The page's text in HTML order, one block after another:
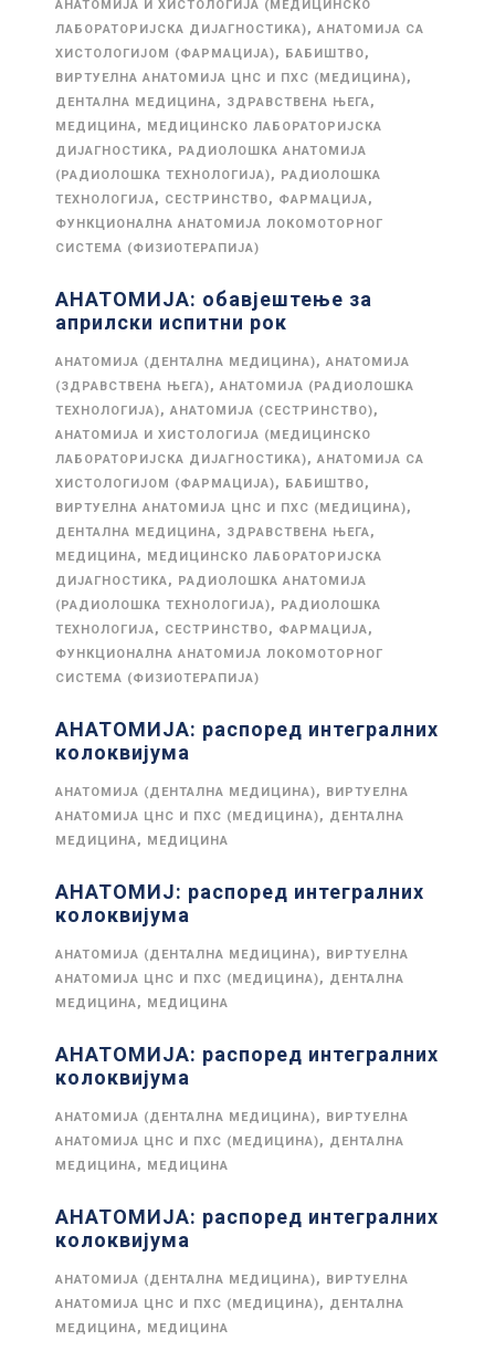
АНАТОМИЈА И ХИСТОЛОГИЈА (МЕДИЦИНСКО
ЛАБОРАТОРИЈСКА ДИЈАГНОСТИКА), АНАТОМИЈА СА
ХИСТОЛОГИЈОМ (ФАРМАЦИЈА), БАБИШТВО,
ВИРТУЕЛНА АНАТОМИЈА ЦНС И ПХС (МЕДИЦИНА),
ДЕНТАЛНА МЕДИЦИНА, ЗДРАВСТВЕНА ЊЕГА,
МЕДИЦИНА, МЕДИЦИНСКО ЛАБОРАТОРИЈСКА
ДИЈАГНОСТИКА, РАДИОЛОШКА АНАТОМИЈА
(РАДИОЛОШКА ТЕХНОЛОГИЈА), РАДИОЛОШКА
ТЕХНОЛОГИЈА, СЕСТРИНСТВО, ФАРМАЦИЈА,
ФУНКЦИОНАЛНА АНАТОМИЈА ЛОКОМОТОРНОГ
СИСТЕМА (ФИЗИОТЕРАПИЈА)
АНАТОМИЈА: обавјештење за
априлски испитни рок
АНАТОМИЈА (ДЕНТАЛНА МЕДИЦИНА), АНАТОМИЈА
(ЗДРАВСТВЕНА ЊЕГА), АНАТОМИЈА (РАДИОЛОШКА
ТЕХНОЛОГИЈА), АНАТОМИЈА (СЕСТРИНСТВО),
АНАТОМИЈА И ХИСТОЛОГИЈА (МЕДИЦИНСКО
ЛАБОРАТОРИЈСКА ДИЈАГНОСТИКА), АНАТОМИЈА СА
ХИСТОЛОГИЈОМ (ФАРМАЦИЈА), БАБИШТВО,
ВИРТУЕЛНА АНАТОМИЈА ЦНС И ПХС (МЕДИЦИНА),
ДЕНТАЛНА МЕДИЦИНА, ЗДРАВСТВЕНА ЊЕГА,
МЕДИЦИНА, МЕДИЦИНСКО ЛАБОРАТОРИЈСКА
ДИЈАГНОСТИКА, РАДИОЛОШКА АНАТОМИЈА
(РАДИОЛОШКА ТЕХНОЛОГИЈА), РАДИОЛОШКА
ТЕХНОЛОГИЈА, СЕСТРИНСТВО, ФАРМАЦИЈА,
ФУНКЦИОНАЛНА АНАТОМИЈА ЛОКОМОТОРНОГ
СИСТЕМА (ФИЗИОТЕРАПИЈА)
АНАТОМИЈА: распоред интегралних
колоквијума
АНАТОМИЈА (ДЕНТАЛНА МЕДИЦИНА), ВИРТУЕЛНА
АНАТОМИЈА ЦНС И ПХС (МЕДИЦИНА), ДЕНТАЛНА
МЕДИЦИНА, МЕДИЦИНА
АНАТОМИЈ: распоред интегралних
колоквијума
АНАТОМИЈА (ДЕНТАЛНА МЕДИЦИНА), ВИРТУЕЛНА
АНАТОМИЈА ЦНС И ПХС (МЕДИЦИНА), ДЕНТАЛНА
МЕДИЦИНА, МЕДИЦИНА
АНАТОМИЈА: распоред интегралних
колоквијума
АНАТОМИЈА (ДЕНТАЛНА МЕДИЦИНА), ВИРТУЕЛНА
АНАТОМИЈА ЦНС И ПХС (МЕДИЦИНА), ДЕНТАЛНА
МЕДИЦИНА, МЕДИЦИНА
АНАТОМИЈА: распоред интегралних
колоквијума
АНАТОМИЈА (ДЕНТАЛНА МЕДИЦИНА), ВИРТУЕЛНА
АНАТОМИЈА ЦНС И ПХС (МЕДИЦИНА), ДЕНТАЛНА
МЕДИЦИНА, МЕДИЦИНА